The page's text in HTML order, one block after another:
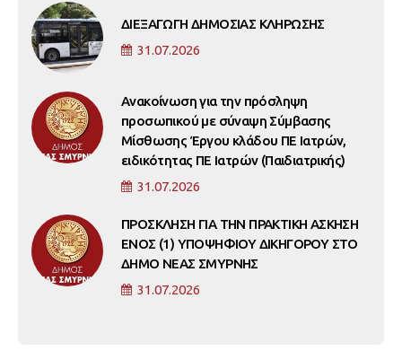
ΔΙΕΞΑΓΩΓΗ ΔΗΜΟΣΙΑΣ ΚΛΗΡΩΣΗΣ
31.07.2026
Ανακοίνωση για την πρόσληψη
προσωπικού με σύναψη Σύμβασης
Μίσθωσης Έργου κλάδου ΠΕ Ιατρών,
ειδικότητας ΠΕ Ιατρών (Παιδιατρικής)
31.07.2026
ΠΡΟΣΚΛΗΣΗ ΓΙΑ ΤΗΝ ΠΡΑΚΤΙΚΗ ΑΣΚΗΣΗ
ΕΝΟΣ (1) ΥΠΟΨΗΦΙΟΥ ΔΙΚΗΓΟΡΟΥ ΣΤΟ
ΔΗΜΟ ΝΕΑΣ ΣΜΥΡΝΗΣ
31.07.2026